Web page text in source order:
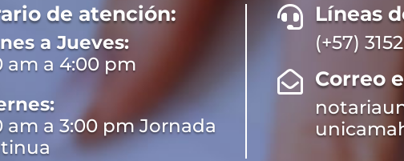
de atención:
a Jueves:
am a 4:00 pm
am a 3:00 pm Jornada
 Líneas
(+57)
 Correo